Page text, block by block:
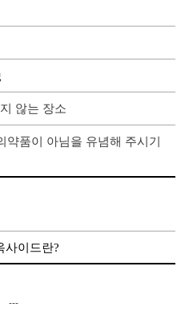
않는 장소
약품이 아님을 유념해 주시기
사이드란?
---